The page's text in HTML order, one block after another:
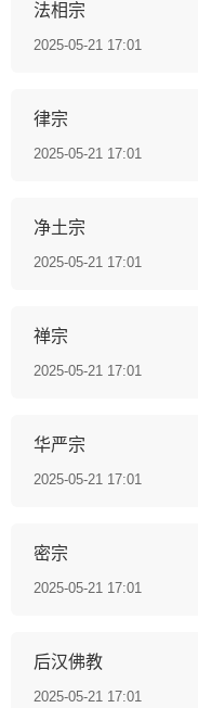
法相宗
2025-05-21 17:01
律宗
2025-05-21 17:01
净土宗
2025-05-21 17:01
禅宗
2025-05-21 17:01
华严宗
2025-05-21 17:01
密宗
2025-05-21 17:01
后汉佛教
2025-05-21 17:01